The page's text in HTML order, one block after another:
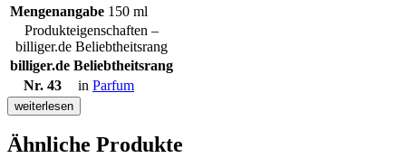
Mengenangabe 150 ml
Produkteigenschaften –
billiger.de Beliebtheitsrang
billiger.de Beliebtheitsrang
Nr. 43
in Parfum
weiterlesen
Ähnliche Produkte